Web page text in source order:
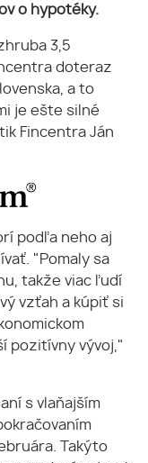
o hypotéky.
3,5
doteraz
a to
je ešte silné
Fincentra Ján
podľa neho aj
"Pomaly sa
takže viac ľudí
vzťah a kúpiť si
pozitívny vývoj,"
s vlaňajším
Takýto